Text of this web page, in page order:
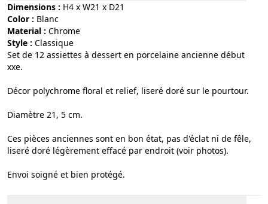
Dimensions : H4 x W21 x D21
Color :
blanc
Material :
chrome
Style :
classique
Set de 12 assiettes à dessert en porcelaine ancienne début
xxe.
Décor polychrome floral et relief, liseré doré sur le pourtour.
Diamètre 21, 5 cm.
Ces pièces anciennes sont en bon état, pas d'éclat ni de fêle,
liseré doré légèrement effacé par endroit (voir photos).
Envoi soigné et bien protégé.